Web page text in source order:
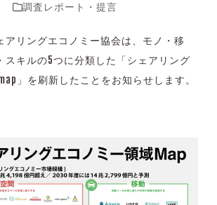
調査レポート・提言
アリングエコノミー協会は、モノ・移
スキルの5つに分類した「シェアリング
」 を刷新したことをお知らせします。